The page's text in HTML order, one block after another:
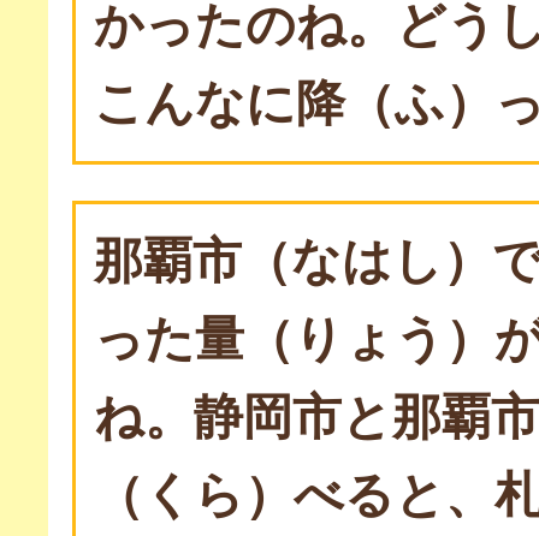
かったのね。どう
こんなに降（ふ）
那覇市（なはし）
った量（りょう）
ね。静岡市と那覇
（くら）べると、